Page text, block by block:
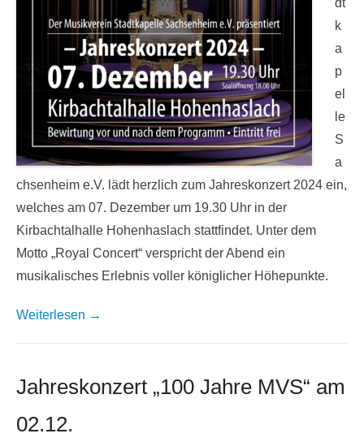
k
a
p
el
le
S
a
chsenheim e.V. lädt herzlich zum Jahreskonzert 2024 ein,
welches am 07. Dezember um 19.30 Uhr in der
Kirbachtalhalle Hohenhaslach stattfindet. Unter dem
Motto „Royal Concert“ verspricht der Abend ein
musikalisches Erlebnis voller königlicher Höhepunkte.
Weiterlesen →
Jahreskonzert „100 Jahre MVS“ am
02.12.